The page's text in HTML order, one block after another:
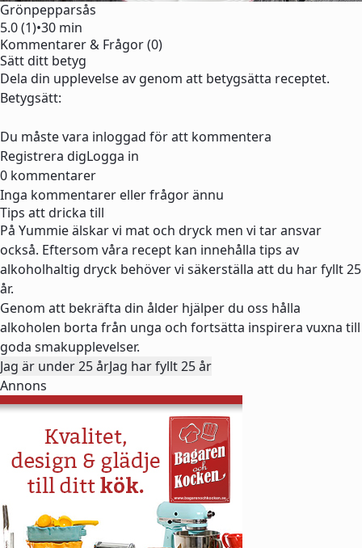
Grönpepparsås
5.0 (1)•30 min
Kommentarer & Frågor (0)
Sätt ditt betyg
Dela din upplevelse av genom att betygsätta receptet.
Betygsätt:
Du måste vara inloggad för att kommentera
Registrera digLogga in
0 kommentarer
Inga kommentarer eller frågor ännu
Tips att dricka till
På Yummie älskar vi mat och dryck men vi tar ansvar
också. Eftersom våra recept kan innehålla tips av
alkoholhaltig dryck behöver vi säkerställa att du har fyllt 25
år.
Genom att bekräfta din ålder hjälper du oss hålla
alkoholen borta från unga och fortsätta inspirera vuxna till
goda smakupplevelser.
Jag är under 25 årJag har fyllt 25 år
Annons